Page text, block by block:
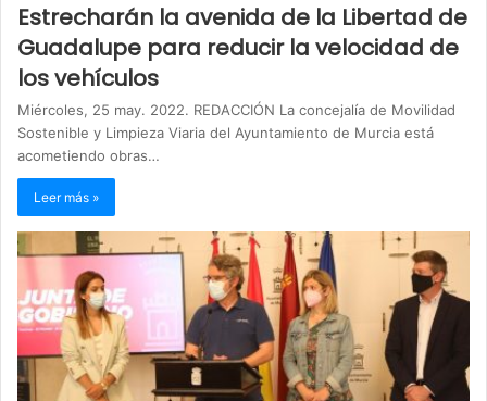
Estrecharán la avenida de la Libertad de
Guadalupe para reducir la velocidad de
los vehículos
Miércoles, 25 may. 2022. REDACCIÓN La concejalía de Movilidad
Sostenible y Limpieza Viaria del Ayuntamiento de Murcia está
acometiendo obras…
Leer más »